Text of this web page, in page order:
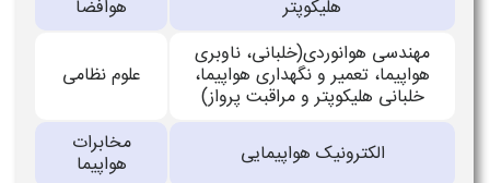
هلیکوپتر
هوافضا
مهندسی هوانوردی(خلبانی، ناوبری
هواپیما، تعمیر و نگهداری هواپیما،
خلبانی هلیکوپتر و مراقبت پرواز)
علوم نظامی
الکترونیک هواپیمایی مخابرات
هواپیما